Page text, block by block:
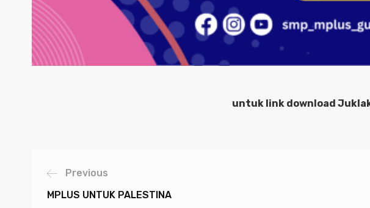
untuk link download
Previous
MPLUS UNTUK PALESTINA